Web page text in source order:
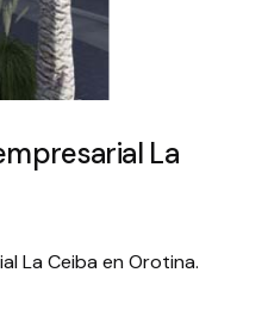
La
La Ceiba en Orotina.